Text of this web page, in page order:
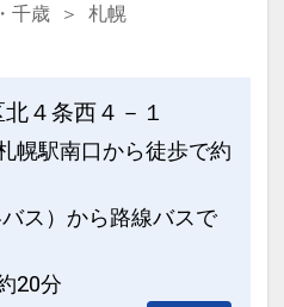
千歳
札幌
４条西４－１
幌駅南口から徒歩で約
ス）から路線バスで
20分